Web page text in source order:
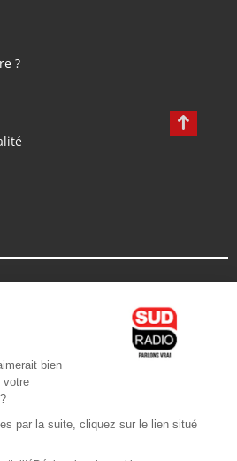
?
/ Android
l'application